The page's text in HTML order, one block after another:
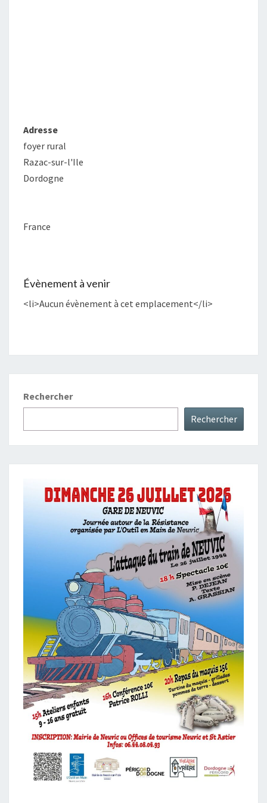
Adresse
foyer rural
Razac-sur-l'Ile
Dordogne
France
Évènement à venir
<li>Aucun évènement à cet emplacement</li>
Rechercher
Rechercher